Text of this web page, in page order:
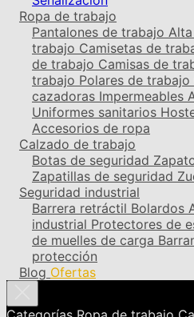
Ropa de trabajo
Pantalones de trabajo
trabajo Camisetas de
de trabajo Camisas de
trabajo Polares de trabajo
cazadoras Impermeables
Uniformes sanitarios
Accesorios de ropa
Calzado de trabajo
Botas de seguridad
Zapatillas de seguridad
Seguridad industrial
Barrera retráctil Bolardos
industrial Protectores de
de muelles de carga
protección
Blog Ofertas